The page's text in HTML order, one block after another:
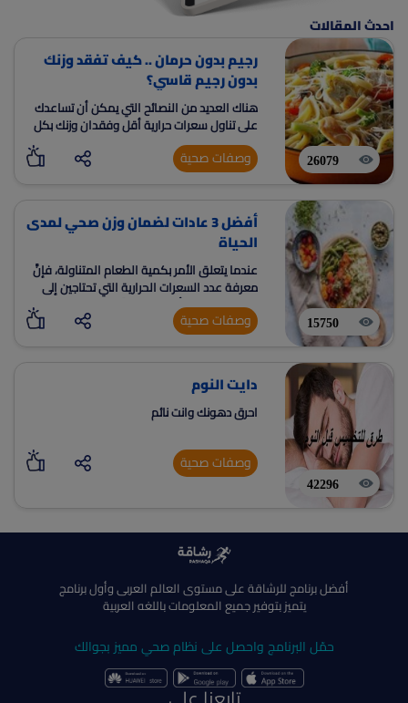
احدث المقالات
26079
رجيم بدون حرمان .. كيف تفقد وزنك
بدون رجيم قاسي؟
هناك العديد من النصائح التي يمكن أن تساعدك
على تناول سعرات حرارية أقل وفقدان وزنك بكل
بسهولة بدون الحرمان
وصفات صحية
15750
أفضل 3 عادات لضمان وزن صحي لمدى
الحياة
عندما يتعلق الأمر بكمية الطعام المتناولة، فإنَّ
معرفة عدد السعرات الحرارية التي تحتاجين إلى
تناولها باستمرار أمر مهم جداً؛ لكي تحافظي على
فقدان وزنك، وذلك من خلال تطبيق رشاقة.
وصفات صحية
42296
دايت النوم
احرق دهونك وانت نائم
وصفات صحية
أفضل برنامج للرشاقة على مستوى العالم العربى وأول برنامج
يتميز بتوفير جميع المعلومات باللغه العربية
حمّل البرنامج واحصل على نظام صحي مميز بجوالك
تابعنا على